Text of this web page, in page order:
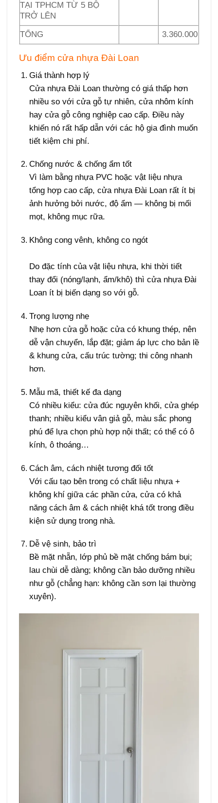
TẠI TPHCM TỪ 5 BỘ
TRỞ LÊN
TỔNG
3.360.000
Ưu điểm cửa nhựa Đài Loan
Giá thành hợp lý
Cửa nhựa Đài Loanthường có giá thấp hơn
nhiều so với cửa gỗ tự nhiên, cửa nhôm kính
hay cửa gỗ công nghiệp cao cấp. Điều này
khiến nó rất hấp dẫn với các hộ gia đình muốn
tiết kiệm chi phí.
Chống nước & chống ẩm tốt
Vì làm bằng nhựa PVC hoặc vật liệu nhựa
tổng hợp cao cấp, cửa nhựa Đài Loan rất ít bị
ảnh hưởng bởi nước, độ ẩm — không bị mối
mọt, không mục rữa.
Không cong vênh, không co ngót
Do đặc tính của vật liệu nhựa, khi thời tiết
thay đổi (nóng/lạnh, ẩm/khô) thì cửa nhựa Đài
Loan ít bị biến dạng so với gỗ.
Trọng lượng nhẹ
Nhẹ hơn cửa gỗ hoặc cửa có khung thép, nên
dễ vận chuyển, lắp đặt; giảm áp lực cho bản lề
& khung cửa, cấu trúc tường; thi công nhanh
hơn.
Mẫu mã, thiết kế đa dạng
Có nhiều kiểu: cửa đúc nguyên khối, cửa ghép
thanh; nhiều kiểu vân giả gỗ, màu sắc phong
phú để lựa chọn phù hợp nội thất; có thể có ô
kính, ô thoáng…
Cách âm, cách nhiệt tương đối tốt
Với cấu tạo bên trong có chất liệu nhựa +
không khí giữa các phần cửa, cửa có khả
năng cách âm & cách nhiệt khá tốt trong điều
kiện sử dụng trong nhà.
Dễ vệ sinh, bảo trì
Bề mặt nhẵn, lớp phủ bề mặt chống bám bụi;
lau chùi dễ dàng; không cần bảo dưỡng nhiều
như gỗ (chẳng hạn: không cần sơn lại thường
xuyên).